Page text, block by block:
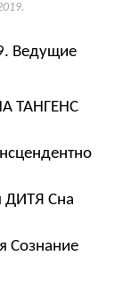
.
Ведущие
ТАНГЕНС
ДИТЯ Сна
Сознание